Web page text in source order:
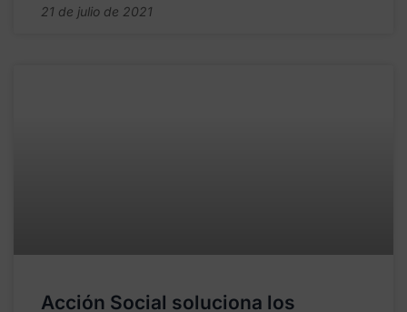
21 de julio de 2021
Acción Social soluciona los